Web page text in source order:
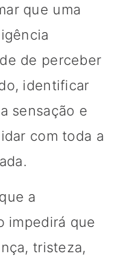
que uma
de perceber
identificar
sensação e
com toda a
a
impedirá que
tristeza,